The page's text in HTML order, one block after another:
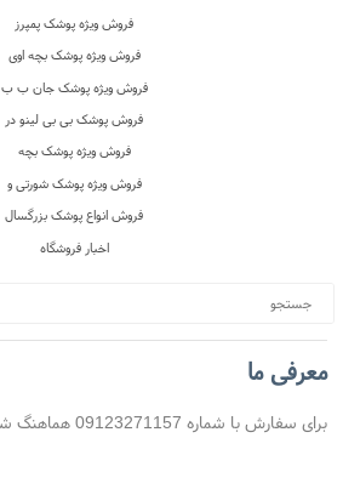
معرفی ما
برای سفارش با شماره 09123271157 هماهنگ شود .